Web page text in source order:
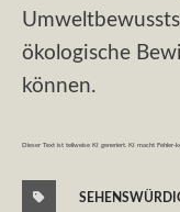
ökologische
können.
Dieser Text ist teilweise KI generiert. KI macht Fehler-